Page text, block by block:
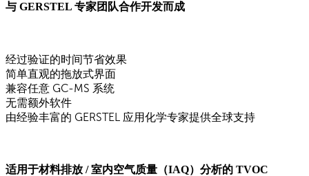
与 GERSTEL 专家团队合作开发而成
经过验证的时间节省效果
简单直观的拖放式界面
兼容任意 GC-MS 系统
无需额外软件
由经验丰富的 GERSTEL 应用化学专家提供全球支持
适用于材料排放 / 室内空气质量（IAQ）分析的 TVOC